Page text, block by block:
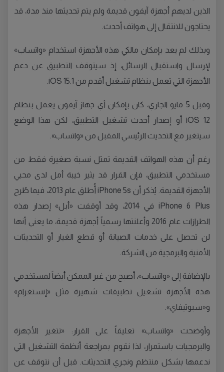
الذين لديهم أجهزة آيفون قديمة ولم يتم تحديثها منذ مدة، قد
يحتاجون للانتقال إلى هواتف أحدث.
وبذلك لم يعد بإمكان مالكي هذه الأجهزة استخدام «واتساب»
لإرسال واستقبال الرسائل، إذ سيتوقف التطبيق عن دعم
الأجهزة التي تعمل بنظام تشغيل أقدم من iOS 15.1.
وقبل 5 مايو الجاري، كان بإمكان أي جهاز آيفون يعمل بنظام
iOS 12 أو إصدار أحدث تشغيل التطبيق، لكن هذا الوضع
سيتغير مع التحديث الرئيسي المقبل من «واتساب».
رغم أن هذه الهواتف القديمة تمثل نسبة صغيرة فقط من
مستخدمي التطبيق، فإن القرار قد يثير خيبة أمل لدى محبي
الأجهزة القديمة. يُذكر أن iPhone 5s أُطلق عام 2013، فيما طُرح
iPhone 6 Plus في 2014، وقد أوقفت «أبل» إصدار هذه
الطرازات عام 2016 وأعلنتها رسمياً أجهزة قديمة، ما يعني أنها
لن تحصل على خدمات الصيانة أو قطع الغيار أو التحديثات
الأمنية والبرمجية من الشركة.
بالإضافة إلى «واتساب»، أصبح من غير الممكن أيضاً لمستخدمي
هذه الأجهزة تشغيل تطبيقات شهيرة مثل «إنستغرام»
و«سبوتيفاي».
وأوضحت «واتساب» تعليقاً على القرار: «تتغير الأجهزة
والبرمجيات باستمرار، لذا نقوم بمراجعة أنظمة التشغيل التي
ندعمها بشكل منتظم ونجري التحديثات. قبل أن نتوقف عن